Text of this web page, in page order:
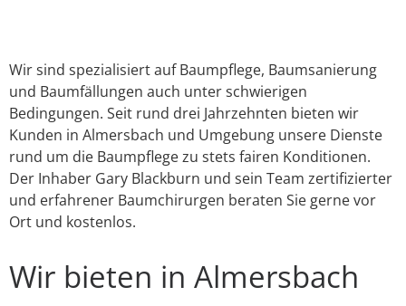
Wir sind spezialisiert auf Baumpflege, Baumsanierung
und Baumfällungen auch unter schwierigen
Bedingungen. Seit rund drei Jahrzehnten bieten wir
Kunden in Almersbach und Umgebung unsere Dienste
rund um die Baumpflege zu stets fairen Konditionen.
Der Inhaber Gary Blackburn und sein Team zertifizierter
und erfahrener Baumchirurgen beraten Sie gerne vor
Ort und kostenlos.
Wir bieten in Almersbach